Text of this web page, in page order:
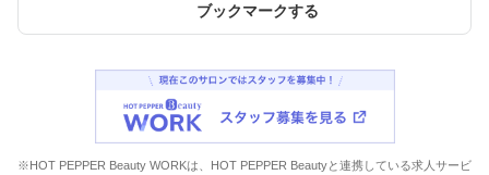
ブックマークする
※HOT PEPPER Beauty WORKは、HOT PEPPER Beautyと連携している求人サービ